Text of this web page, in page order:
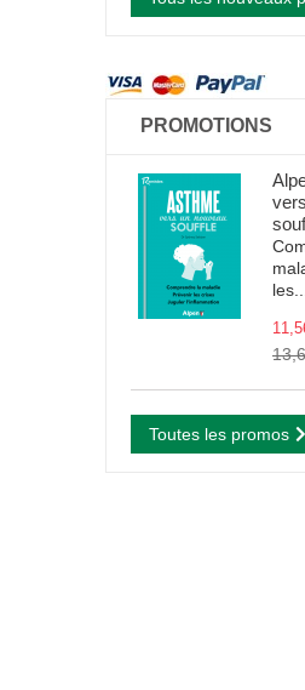
PROMOTIONS
les...
Toutes les promos